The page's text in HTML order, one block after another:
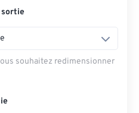
sortie
souhaitez redimensionner